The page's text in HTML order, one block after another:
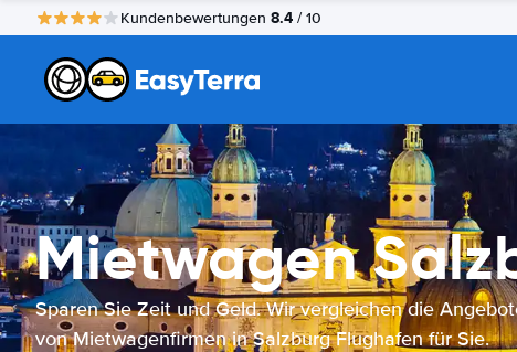
Kundenbewertungen 8.4 / 10
Mietwagen
Sparen Sie Zeit und Geld. Wir vergleichen die
von Mietwagenfirmen in Salzburg Flughafen für Sie.